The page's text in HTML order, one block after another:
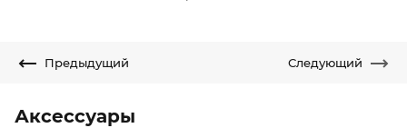
Предыдущий Следующий
Аксессуары